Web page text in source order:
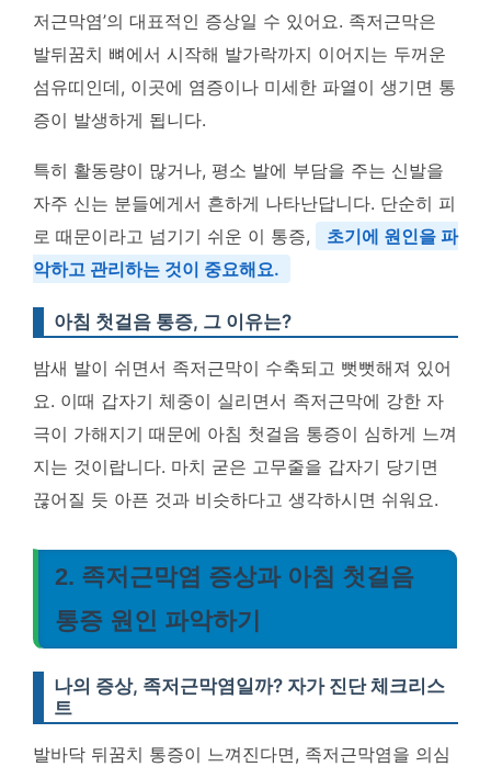
저근막염’의 대표적인 증상일 수 있어요. 족저근막은
발뒤꿈치 뼈에서 시작해 발가락까지 이어지는 두꺼운
섬유띠인데, 이곳에 염증이나 미세한 파열이 생기면 통
증이 발생하게 됩니다.
특히 활동량이 많거나, 평소 발에 부담을 주는 신발을
자주 신는 분들에게서 흔하게 나타난답니다. 단순히 피
로 때문이라고 넘기기 쉬운 이 통증,
초기에 원인을 파
악하고 관리하는 것이 중요해요.
아침 첫걸음 통증, 그 이유는?
밤새 발이 쉬면서 족저근막이 수축되고 뻣뻣해져 있어
요. 이때 갑자기 체중이 실리면서 족저근막에 강한 자
극이 가해지기 때문에 아침 첫걸음 통증이 심하게 느껴
지는 것이랍니다. 마치 굳은 고무줄을 갑자기 당기면
끊어질 듯 아픈 것과 비슷하다고 생각하시면 쉬워요.
2. 족저근막염 증상과 아침 첫걸음
통증 원인 파악하기
나의 증상, 족저근막염일까? 자가 진단 체크리스
트
발바닥 뒤꿈치 통증이 느껴진다면, 족저근막염을 의심